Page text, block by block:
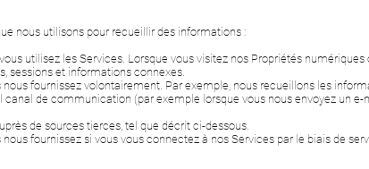
nous utilisons pour recueillir des informations :
utilisez les Services. Lorsque vous visitez nos Propriétés numériques
sessions et informations connexes.
fournissez volontairement. Par exemple, nous recueillons les
de communication (par exemple lorsque vous nous envoyez un
de sources tierces, tel que décrit ci-dessous.
fournissez si vous vous connectez à nos Services par le biais de